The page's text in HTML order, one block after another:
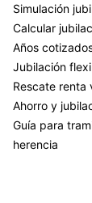
Simulación
Calcular
Años
Jubilación
Rescate renta
Ahorro y
Guía para
herencia